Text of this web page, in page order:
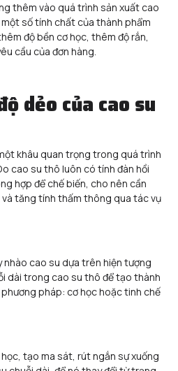
thêm vào quá trình sản xuất cao
số tính chất của thành phẩm
độ bền cơ học, thêm độ rắn,
cầu của đơn hàng.
dẻo của cao su
khâu quan trọng trong quá trình
cao su thô luôn có tính đàn hồi
hợp để chế biến, cho nên cần
tăng tính thấm thông qua tác vụ
nhào cao su dựa trên hiện tượng
dài trong cao su thô để tạo thành
pháp: cơ học hoặc tinh chế
tạo ma sát, rút ngắn sự xuống